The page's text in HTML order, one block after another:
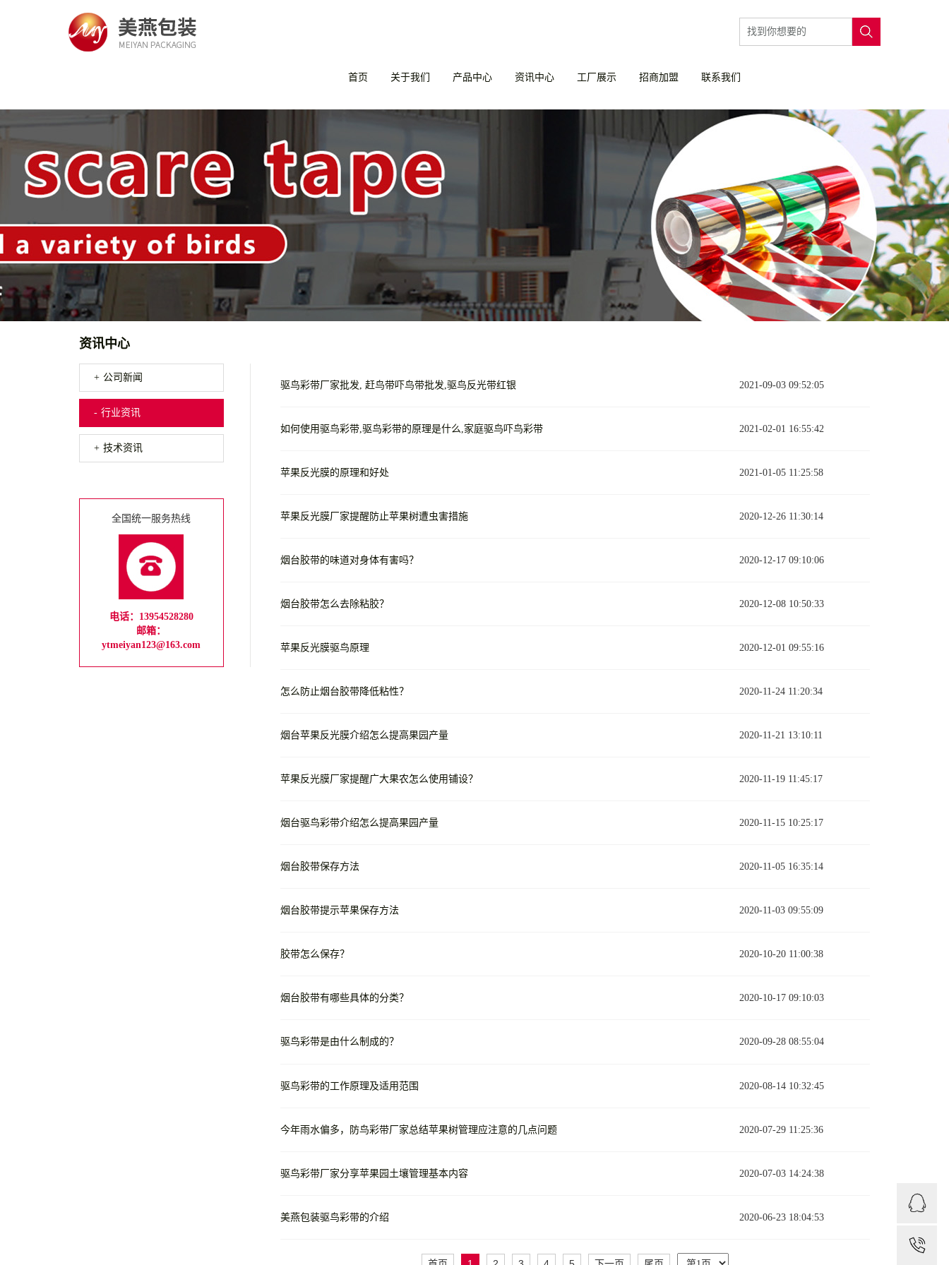
首页 关于我们
企业文化
资质荣誉
产品中心
驱鸟彩带
驱鸟气球
绑枝带
驱鸟猫头鹰
资讯中心 工厂展示 招商加盟
招商加盟
联系我们
联系我们
您当前的位置 ： >行业资讯
资讯中心
公司新闻
行业资讯
技术资讯
全国统一服务热线
电话：13954528280
邮箱：
ytmeiyan123@163.com
驱鸟彩带厂家批发, 赶鸟带吓鸟带批发,驱鸟反光带红银 2021-09-03 09:52:05
如何使用驱鸟彩带,驱鸟彩带的原理是什么,家庭驱鸟吓鸟彩带 2021-02-01 16:55:42
苹果反光膜的原理和好处 2021-01-05 11:25:58
苹果反光膜厂家提醒防止苹果树遭虫害措施 2020-12-26 11:30:14
烟台胶带的味道对身体有害吗？ 2020-12-17 09:10:06
烟台胶带怎么去除粘胶？ 2020-12-08 10:50:33
苹果反光膜驱鸟原理 2020-12-01 09:55:16
怎么防止烟台胶带降低粘性？ 2020-11-24 11:20:34
烟台苹果反光膜介绍怎么提高果园产量 2020-11-21 13:10:11
苹果反光膜厂家提醒广大果农怎么使用铺设？ 2020-11-19 11:45:17
烟台驱鸟彩带介绍怎么提高果园产量 2020-11-15 10:25:17
烟台胶带保存方法 2020-11-05 16:35:14
烟台胶带提示苹果保存方法 2020-11-03 09:55:09
胶带怎么保存？ 2020-10-20 11:00:38
烟台胶带有哪些具体的分类？ 2020-10-17 09:10:03
驱鸟彩带是由什么制成的？ 2020-09-28 08:55:04
驱鸟彩带的工作原理及适用范围 2020-08-14 10:32:45
今年雨水偏多，防鸟彩带厂家总结苹果树管理应注意的几点问题 2020-07-29 11:25:36
驱鸟彩带厂家分享苹果园土壤管理基本内容 2020-07-03 14:24:38
美燕包装驱鸟彩带的介绍 2020-06-23 18:04:53